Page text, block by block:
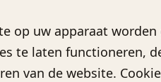
op uw apparaat
te laten functioneren,
van de website.